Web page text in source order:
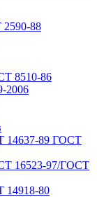
88
8510-86
2006
14637-89 ГОСТ
16523-97/ГОСТ
14918-80